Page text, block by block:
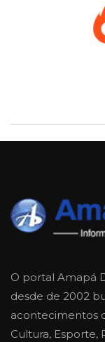
O portal Amapá
desde de 2002
acontecimentos
Cultura, Esporte,